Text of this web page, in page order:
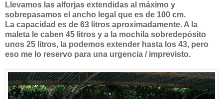
Llevamos las alforjas extendidas al máximo y
sobrepasamos el ancho legal que es de 100 cm.
La capacidad es de 63 litros aproximadamente. A la
maleta le caben 45 litros y a la mochila sobredepósito
unos 25 litros, la podemos extender hasta los 43, pero
eso me lo reservo para una urgencia / imprevisto.